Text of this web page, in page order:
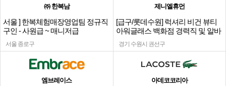
㈜ 한복남
서울 ] 한복체험매장영업팀 정규직
구인 - 사원급 ~ 매니저급
서울 종로구
제니엘휴먼
[급구/롯데수원] 럭셔리 비건 뷰티
아워글래스 백화점 경력직 및 알바
채용
경기 수원시 권선구
엠브레이스 아데코코리아